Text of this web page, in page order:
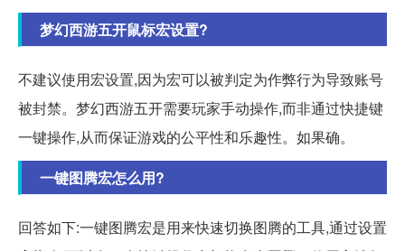
梦幻西游五开鼠标宏设置?
不建议使用宏设置,因为宏可以被判定为作弊行为导致账号
被封禁。梦幻西游五开需要玩家手动操作,而非通过快捷键
一键操作,从而保证游戏的公平性和乐趣性。如果确。
一键图腾宏怎么用?
回答如下:一键图腾宏是用来快速切换图腾的工具,通过设置